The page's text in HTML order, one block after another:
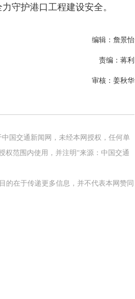
守护港口工程建设安全。
编辑：詹景怡
责编：蒋利
审核：姜秋华
国交通新闻网，未经本网授权，任何单
权范围内使用，并注明“来源：中国交通
的在于传递更多信息，并不代表本网赞同
交通运输执法“我是大队长”主题活动